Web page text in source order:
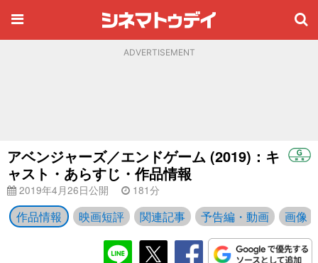
ADVERTISEMENT
アベンジャーズ／エンドゲーム (2019)：キ
ャスト・あらすじ・作品情報
2019年4月26日公開 181分
作品情報 映画短評 関連記事 予告編・動画 画像